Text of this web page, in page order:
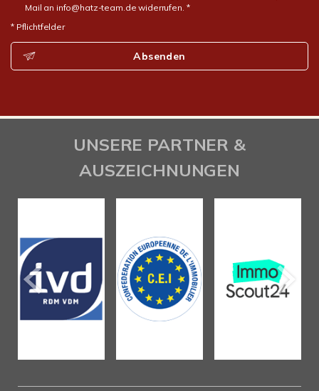
Mail an info@hatz-team.de widerrufen. *
* Pflichtfelder
Absenden
UNSERE PARTNER &
AUSZEICHNUNGEN